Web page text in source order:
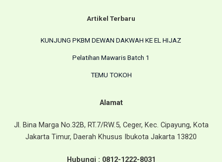
Artikel Terbaru
KUNJUNG PKBM DEWAN DAKWAH KE EL HIJAZ
Pelatihan Mawaris Batch 1
TEMU TOKOH
Alamat
Jl. Bina Marga No.32B, RT.7/RW.5, Ceger, Kec. Cipayung, Kota
Jakarta Timur, Daerah Khusus Ibukota Jakarta 13820
Hubungi : 0812-1222-8031